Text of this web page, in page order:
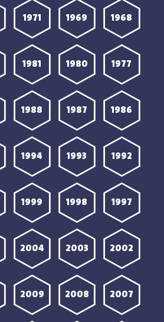
1968
1969
1971
1977
1980
1981
1986
1987
1988
1992
1993
1994
1997
1998
1999
2002
2003
2004
2007
2008
2009